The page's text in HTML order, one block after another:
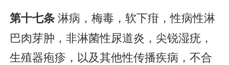
第十七条淋病，梅毒，软下疳，性病性淋
巴肉芽肿，非淋菌性尿道炎，尖锐湿疣，
生殖器疱疹，以及其他性传播疾病，不合